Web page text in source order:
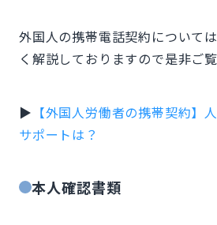
外国人の携帯電話契約について
く解説しておりますので是非ご覧
▶ 【外国人労働者の携帯契約】
サポートは？
本人確認書類